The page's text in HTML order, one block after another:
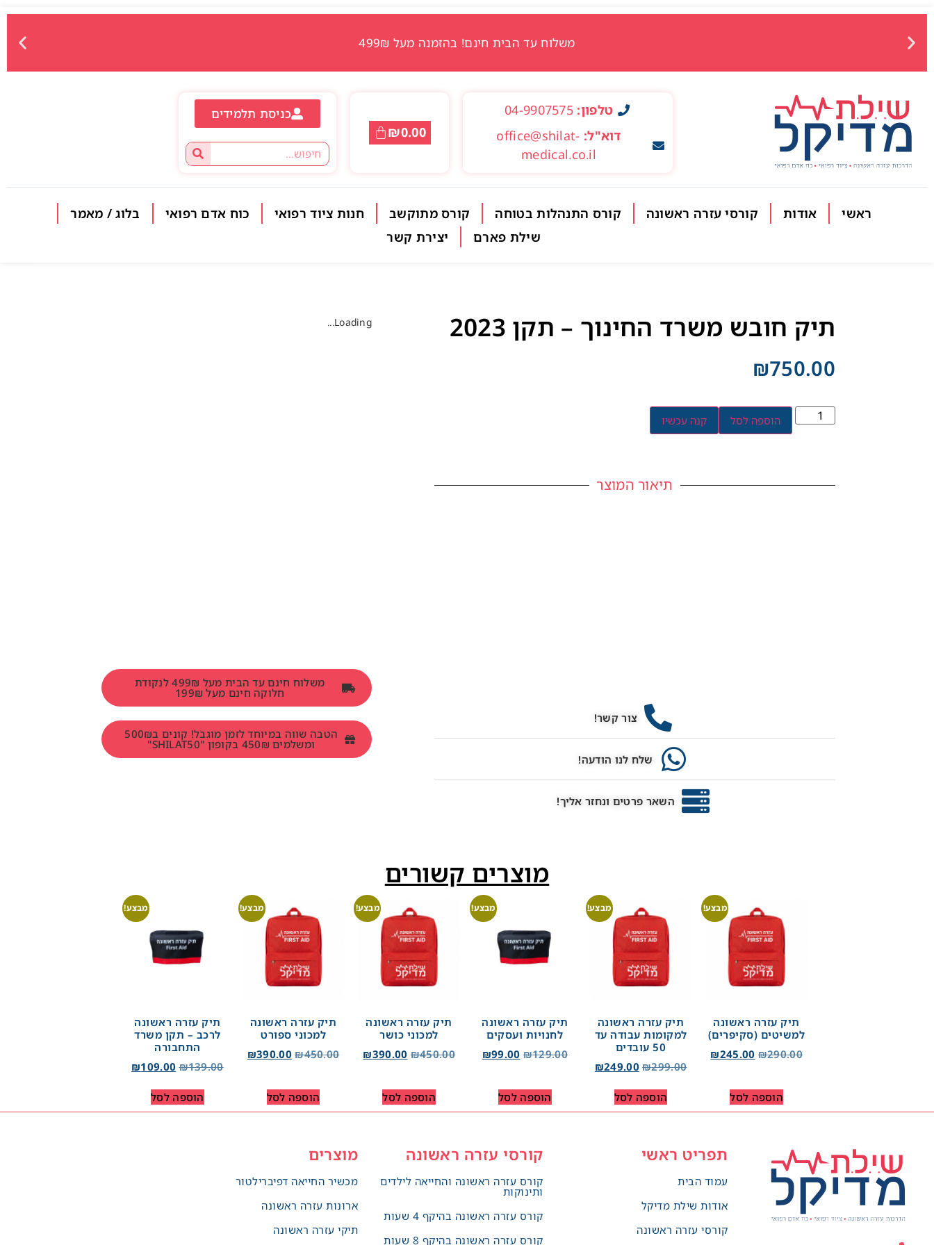
משלוח עד הבית חינם! בהזמנה מעל 499₪
טלפון: 04-9907575
דוא"ל: office@shilat-
medical.co.il
₪0.00
כניסת תלמידים
ראשי אודות קורסי עזרה ראשונה קורס התנהלות בטוחה קורס מתוקשב חנות ציוד רפואי כוח אדם רפואי
בלוג / מאמר
שילת פארם
יצירת קשר
תיק חובש משרד החינוך – תקן 2023
₪750.00
הוספה לסל קנה עכשיו
תיאור המוצר
צור קשר!
שלח לנו הודעה!
השאר פרטים ונחזר אליך!
Loading...
משלוח חינם עד הבית מעל 499₪ לנקודת
חלוקה חינם מעל 199₪
הטבה שווה במיוחד לזמן מוגבל! קונים ב500₪
ומשלמים 450₪ בקופון "SHILAT50"
מוצרים קשורים
מבצע!
תיק עזרה ראשונה
למשיטים (סקיפרים)
₪290.00
₪245.00
הוספה לסל
מבצע!
תיק עזרה ראשונה
למקומות עבודה עד
50 עובדים
₪299.00
₪249.00
הוספה לסל
מבצע!
תיק עזרה ראשונה
לחנויות ועסקים
₪129.00
₪99.00
הוספה לסל
מבצע!
תיק עזרה ראשונה
למכוני כושר
₪450.00
₪390.00
הוספה לסל
מבצע!
תיק עזרה ראשונה
למכוני ספורט
₪450.00
₪390.00
הוספה לסל
מבצע!
תיק עזרה ראשונה
לרכב – תקן משרד
התחבורה
₪139.00
₪109.00
הוספה לסל
תפריט ראשי
עמוד הבית
אודות שילת מדיקל
קורסי עזרה ראשונה
קורסי עזרה ראשונה
קורס עזרה ראשונה והחייאה לילדים
ותינוקות
קורס עזרה ראשונה בהיקף 4 שעות
קורס עזרה ראשונה בהיקף 8 שעות
מוצרים
מכשיר החייאה דפיברילטור
ארונות עזרה ראשונה
תיקי עזרה ראשונה